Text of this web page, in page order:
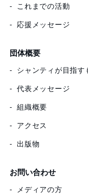
これまでの活動
応援メッセージ
団体概要
シャンティが目指す
代表メッセージ
組織概要
アクセス
出版物
お問い合わせ
メディアの方